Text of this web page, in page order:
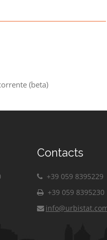
(beta)
Contacts
+39 059 8395229
+39 059 8395230